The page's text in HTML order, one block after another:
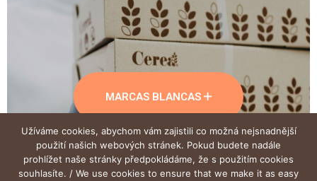
MARCAS BLANCAS
VENTA AL POR MAYOR
Užíváme cookies, abychom vám zajistili co možná nejsnadnější
použití našich webových stránek. Pokud budete nadále
prohlížet naše stránky předpokládáme, že s použitím cookies
souhlasíte. / We use cookies to ensure that we make it as easy